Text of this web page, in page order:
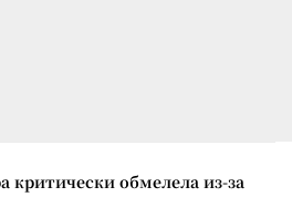
критически обмелела из-за